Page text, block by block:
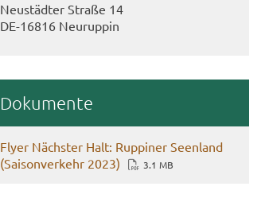
Neu­städ­ter Stra­ße 14
DE-​16816 Neu­rup­pin
Do­ku­men­te
Flyer Nächs­ter Halt: Rup­pi­ner Se­en­land
(Sai­son­ver­kehr 2023)
3.1 MB